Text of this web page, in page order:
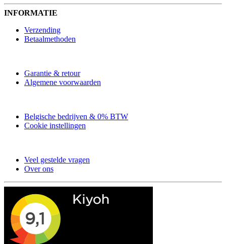
INFORMATIE
Verzending
Betaalmethoden
Garantie & retour
Algemene voorwaarden
Belgische bedrijven & 0% BTW
Cookie instellingen
Veel gestelde vragen
Over ons